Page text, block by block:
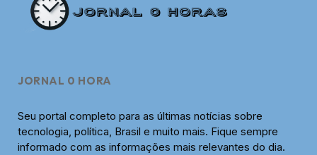
JORNAL 0 HORA
Seu portal completo para as últimas notícias sobre
tecnologia, política, Brasil e muito mais. Fique sempre
informado com as informações mais relevantes do dia.